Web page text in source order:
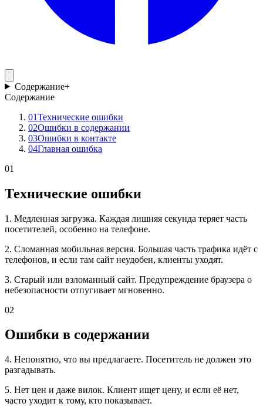
Содержание+
Содержание
01Технические ошибки
02Ошибки в содержании
03Ошибки в контакте
04Главная ошибка
01
Технические ошибки
1. Медленная загрузка. Каждая лишняя секунда теряет часть
посетителей, особенно на телефоне.
2. Сломанная мобильная версия. Большая часть трафика идёт с
телефонов, и если там сайт неудобен, клиенты уходят.
3. Старый или взломанный сайт. Предупреждение браузера о
небезопасности отпугивает мгновенно.
02
Ошибки в содержании
4. Непонятно, что вы предлагаете. Посетитель не должен это
разгадывать.
5. Нет цен и даже вилок. Клиент ищет цену, и если её нет,
часто уходит к тому, кто показывает.